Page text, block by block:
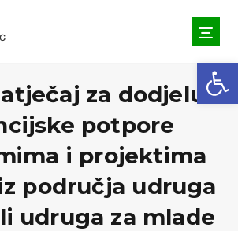
Open toolbar
za dodjelu
potpore
i projektima
područja udruga
udruga za mlade